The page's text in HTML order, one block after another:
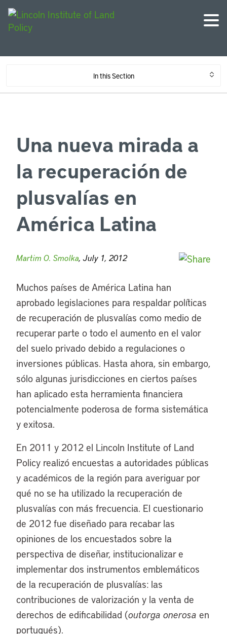
In this Section
Una nueva mirada a
la recuperación de
plusvalías en
América Latina
Martim O. Smolka, July 1, 2012
Muchos países de América Latina han
aprobado legislaciones para respaldar políticas
de recuperación de plusvalías como medio de
recuperar parte o todo el aumento en el valor
del suelo privado debido a regulaciones o
inversiones públicas. Hasta ahora, sin embargo,
sólo algunas jurisdicciones en ciertos países
han aplicado esta herramienta financiera
potencialmente poderosa de forma sistemática
y exitosa.
En 2011 y 2012 el Lincoln Institute of Land
Policy realizó encuestas a autoridades públicas
y académicos de la región para averiguar por
qué no se ha utilizado la recuperación de
plusvalías con más frecuencia. El cuestionario
de 2012 fue diseñado para recabar las
opiniones de los encuestados sobre la
perspectiva de diseñar, institucionalizar e
implementar dos instrumentos emblemáticos
de la recuperación de plusvalías: las
contribuciones de valorización y la venta de
derechos de edificabilidad (outorga onerosa en
portugués).